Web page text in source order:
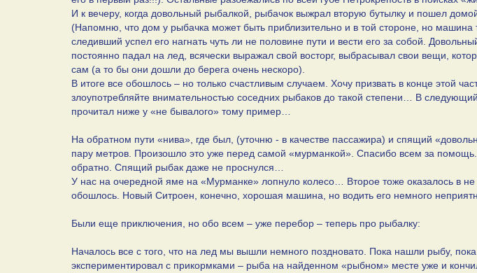
И к вечеру, когда довольный рыбалкой, рыбачок выжрал вторую бутылку и пошел
(Напомню, что дом у рыбачка может быть приблизительно и в той стороне, но
следивший успел его нагнать чуть ли не половине пути и вести его за собой.
постоянно падал на лед, всячески выражал свой восторг, выбрасывал свои вещи,
сам (а то бы они дошли до берега очень нескоро).
В итоге все обошлось – но только счастливым случаем. Хочу призвать в конце этой
злоупотребляйте внимательностью соседних рыбаков до такой степени… В
прочитал ниже у «не бывалого» тому пример…
На обратном пути «нива», где был, (уточню - в качестве пассажира) и спящий
пару метров. Произошло это уже перед самой «мурманкой». Спасибо всем за
обратно. Спящий рыбак даже не проснулся…
У нас на очередной яме на «Мурманке» лопнуло колесо… Второе тоже оказалось в
обошлось. Новый Ситроен, конечно, хорошая машина, но водить его немного
Были еще приключения, но обо всем – уже перебор – теперь про рыбалку:
Началось все с того, что на лед мы вышли немного поздновато. Пока нашли рыбу,
экспериментировал с прикормками – рыба на найденном «рыбном» месте уже и